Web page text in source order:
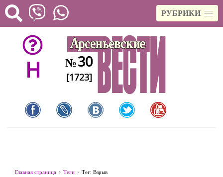
РУБРИКИ
H №30
[1723]
Главная страница Теги Тег: Взрыв